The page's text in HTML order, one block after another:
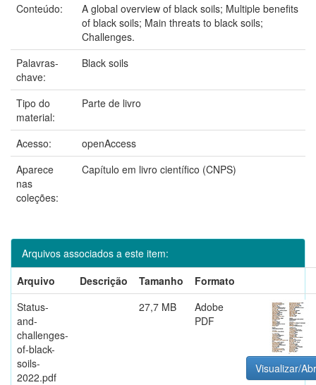
Conteúdo:
A global overview of black soils; Multiple benefits
of black soils; Main threats to black soils;
Challenges.
Palavras-
chave:
Black soils
Tipo do
material:
Parte de livro
Acesso:
openAccess
Aparece
nas
coleções:
Capítulo em livro científico (CNPS)
Arquivos associados a este item:
Arquivo
Descrição Tamanho
Formato
Status-
and-
challenges-
of-black-
soils-
2022.pdf
27,7 MB
Adobe
PDF
Visualizar/